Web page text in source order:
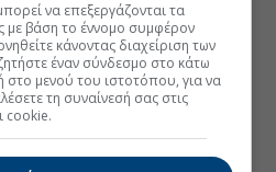
να επεξεργάζονται τα
βάση το έννομο συμφέρον
κάνοντας διαχείριση των
έναν σύνδεσμο στο κάτω
στο μενού του ιστοτόπου, για να
τη συναίνεσή σας στις
cookie.